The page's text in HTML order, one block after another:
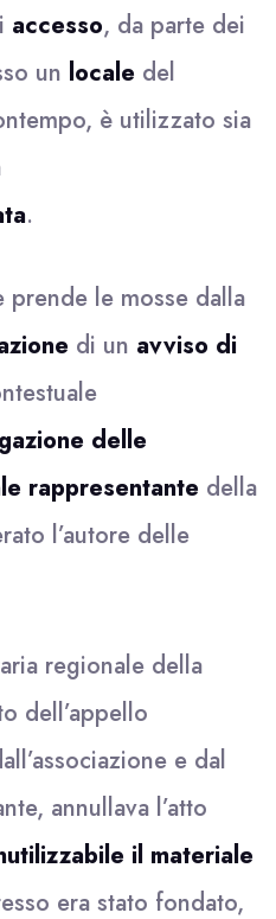
accesso, da parte dei
un locale del
è utilizzato sia
.
prende le mosse dalla
di un avviso di
delle
rappresentante della
l’autore delle
regionale della
dell’appello
e dal
annullava l’atto
il materiale
era stato fondato,